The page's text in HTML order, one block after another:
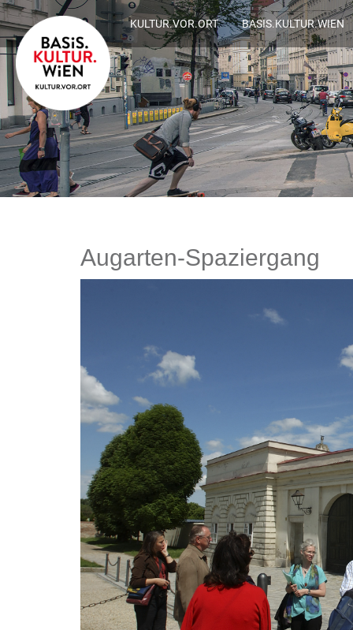
KULTUR.VOR.ORT BASIS.KULTUR.WIEN
Augarten-Spaziergang